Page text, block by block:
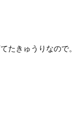
たきゅうりなので